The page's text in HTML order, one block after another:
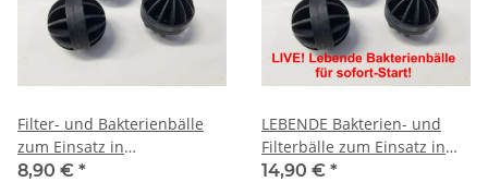
Filter- und Bakterienbälle
zum Einsatz in
Technikbecken (passend zu
8,90 € *
LEBENDE Bakterien- und
Filterbälle zum Einsatz in
Technikbecken (passend zu
14,90 € *